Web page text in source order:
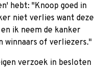
hebt: "Knoop goed in
niet verlies want deze
ik neem de kanker
winnaars of verliezers."
verzoek in besloten